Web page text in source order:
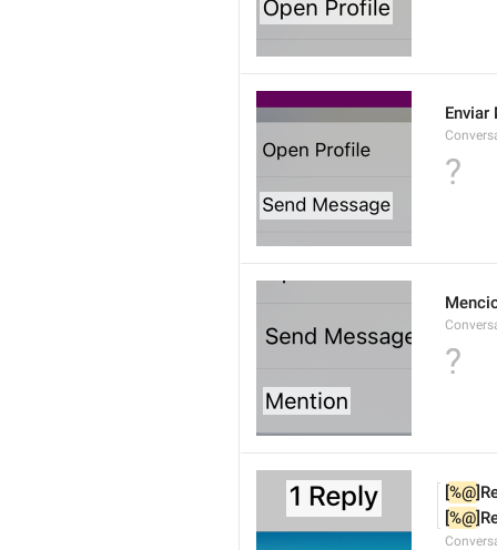
Enviar
?
?
[%@
[%@